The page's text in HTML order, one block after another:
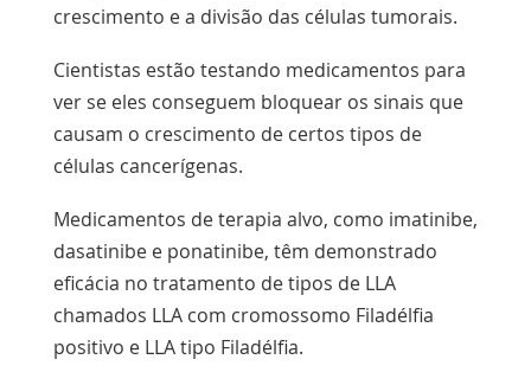
crescimento e a divisão das células tumorais.
Cientistas estão testando medicamentos para
ver se eles conseguem bloquear os sinais que
causam o crescimento de certos tipos de
células cancerígenas.
Medicamentos de terapia alvo, como imatinibe,
dasatinibe e ponatinibe, têm demonstrado
eficácia no tratamento de tipos de LLA
chamados LLA com cromossomo Filadélfia
positivo e LLA tipo Filadélfia.